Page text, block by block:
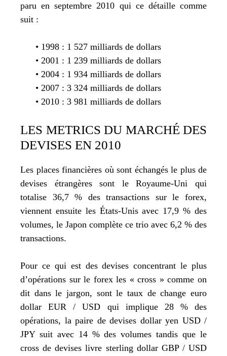
paru en septembre 2010 qui ce détaille comme
suit :
• 1998 : 1 527 milliards de dollars
• 2001 : 1 239 milliards de dollars
• 2004 : 1 934 milliards de dollars
• 2007 : 3 324 milliards de dollars
• 2010 : 3 981 milliards de dollars
LES METRICS DU MARCHÉ DES
DEVISES EN 2010
Les places financières où sont échangés le plus de
devises étrangères sont le Royaume-Uni qui
totalise 36,7 % des transactions sur le forex,
viennent ensuite les États-Unis avec 17,9 % des
volumes, le Japon complète ce trio avec 6,2 % des
transactions.
Pour ce qui est des devises concentrant le plus
d’opérations sur le forex les « cross » comme on
dit dans le jargon, sont le taux de change euro
dollar EUR / USD qui implique 28 % des
opérations, la paire de devises dollar yen USD /
JPY suit avec 14 % des volumes tandis que le
cross de devises livre sterling dollar GBP / USD